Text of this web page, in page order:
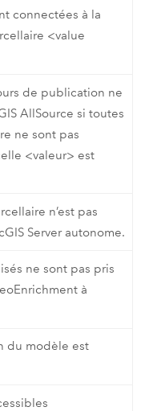
connectées à la
<value
de publication ne
AllSource si toutes
ne sont pas
<valeur> est
n’est pas
Server autonome.
ne sont pas pris
à
du modèle est